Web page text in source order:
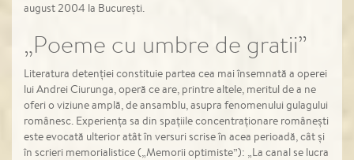
august 2004 la București.
„Poeme cu umbre de gratii”
Literatura detenției constituie partea cea mai însemnată a operei
lui Andrei Ciurunga, operă ce are, printre altele, meritul de a ne
oferi o viziune amplă, de ansamblu, asupra fenomenului gulagului
românesc. Experiența sa din spațiile concentraționare românești
este evocată ulterior atât în versuri scrise în acea perioadă, cât și
în scrieri memorialistice („Memorii optimiste”): „La canal se lucra